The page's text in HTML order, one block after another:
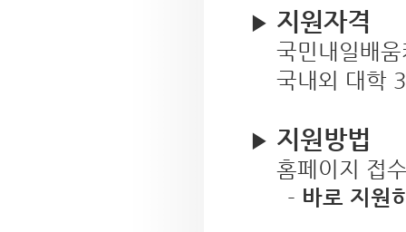
▶️ 지원자격
국민내일배
국내외 대학
▶️ 지원방법
홈페이지 접
- 바로 지